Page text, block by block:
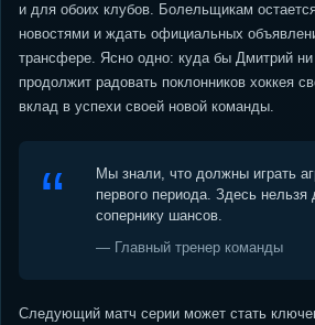
и для обоих клубов. Болельщикам
новостями и ждать официальных
трансфере. Ясно одно: куда бы Дмитрий ни
продолжит радовать поклонников хоккея
вклад в успехи своей новой команды.
Мы знали, что должны играть
первого периода. Здесь нельзя
сопернику шансов.
— Главный тренер команды
Следующий матч серии может стать